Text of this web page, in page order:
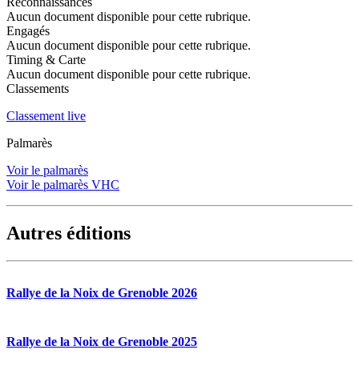
Aucun document disponible pour cette rubrique.
Engagés
Aucun document disponible pour cette rubrique.
Timing & Carte
Aucun document disponible pour cette rubrique.
Classements
Classement live
Palmarès
Voir le palmarès
Voir le palmarès VHC
Autres éditions
Rallye de la Noix de Grenoble 2026
Rallye de la Noix de Grenoble 2025